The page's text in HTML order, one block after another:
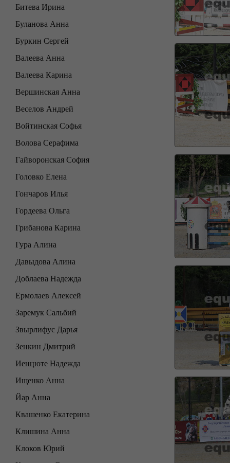
Битева Ирина
Буланова Анна
Буркин Сергей
Валеева Анна
Валеева Карина
Вершинская Анна
Веселов Андрей
Войтинская Софья
Волова Серафима
Гайворонская София
Головко Елена
Гончаров Илья
Гордеева Ольга
Грибанова Карина
Гура Алина
Давыдова Алина
Доблаева Надежда
Ермолаев Алексей
Заремук Сальбий
Звырлифус Дарья
Зенкин Дмитрий
Иенцюте Надежда
Ищенко Анна
Йар Анна
Квашенко Екатерина
Клишина Анна
Клоков Юрий